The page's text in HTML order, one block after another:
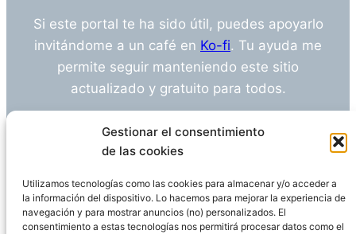
Gestionar el consentimiento
de las cookies
Utilizamos tecnologías como las cookies para almacenar y/o acceder a
la información del dispositivo. Lo hacemos para mejorar la experiencia de
navegación y para mostrar anuncios (no) personalizados. El
consentimiento a estas tecnologías nos permitirá procesar datos como el
Si este portal te ha sido útil, puedes apoyarlo
invitándome a un café en Ko-fi. Tu ayuda me
permite seguir manteniendo este sitio
actualizado y gratuito para todos.
¿Tienes alguna duda o sugerencia? Escríbeme
info@empleosanitarioinvestigacion.es
Descargo de Responsabilidad